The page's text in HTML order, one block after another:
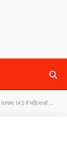
रिकॉर्ड 41 फीसदी पहुंचा